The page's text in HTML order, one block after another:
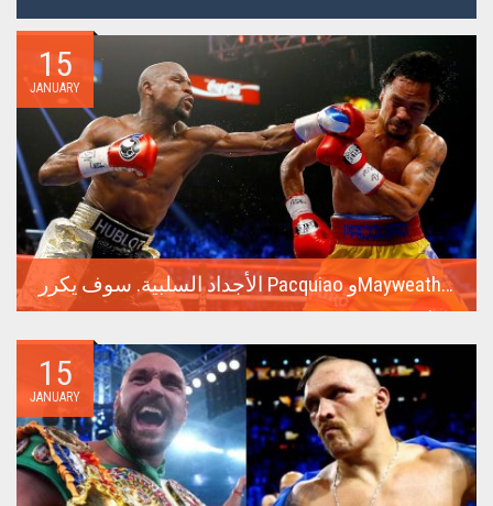
15
JANUARY
الأجداد السلبية. سوف يكرر Pacquiao وMayweather معركتهما الناجحة للغاية في عام 2015
وماني...
15
JANUARY